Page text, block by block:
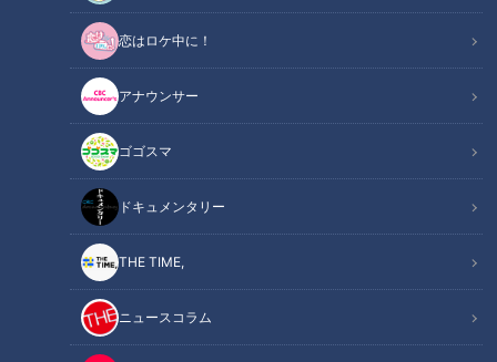
恋はロケ中に！
アナウンサー
ゴゴスマ
ドキュメンタリー
THE TIME,
ニュースコラム
なりゆきアフロ ～岐阜県御嵩町の旅（2）～
人気の精肉店のおいしいものとは？
パリパリ＆ジューシーの“手羽先”にうなる
素敵な自然環境で働く人が太鼓判を押す店とは？
副島くんはおあずけ…絶景と共に味わう蕎麦
オススメ関連コンテンツ
なりゆきアフロ ～岐阜県御嵩町の旅（2）～